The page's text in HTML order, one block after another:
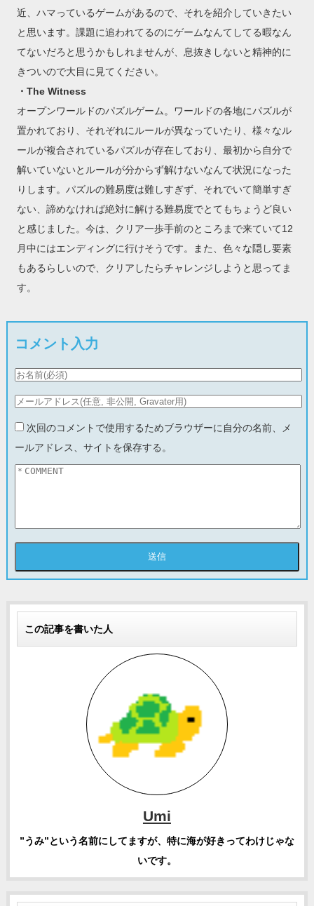
近、ハマっているゲームがあるので、それを紹介していきたい
と思います。課題に追われてるのにゲームなんてしてる暇なん
てないだろと思うかもしれませんが、息抜きしないと精神的に
きついので大目に見てください。
・The Witness
オープンワールドのパズルゲーム。ワールドの各地にパズルが
置かれており、それぞれにルールが異なっていたり、様々なル
ールが複合されているパズルが存在しており、最初から自分で
解いていないとルールが分からず解けないなんて状況になった
りします。パズルの難易度は難しすぎず、それでいて簡単すぎ
ない、諦めなければ絶対に解ける難易度でとてもちょうど良い
と感じました。今は、クリア一歩手前のところまで来ていて12
月中にはエンディングに行けそうです。また、色々な隠し要素
もあるらしいので、クリアしたらチャレンジしようと思ってま
す。
コメント入力
次回のコメントで使用するためブラウザーに自分の名前、メ
ールアドレス、サイトを保存する。
この記事を書いた人
Umi
”うみ”という名前にしてますが、特に海が好きってわけじゃな
いです。